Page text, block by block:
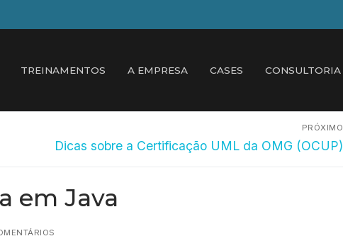
TREINAMENTOS A EMPRESA CASES CONSULTORIA
PRÓXIMO
Próximo
Dicas sobre a Certificação UML da OMG (OCUP)
em Java